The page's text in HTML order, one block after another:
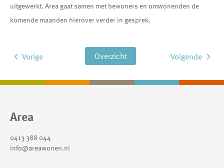
uitgewerkt. Area gaat samen met bewoners en omwonenden de
komende maanden hierover verder in gesprek.
Volgende
Overzicht
Vorige
Contactinformatie
Area
0413 388 044
info@areawonen.nl